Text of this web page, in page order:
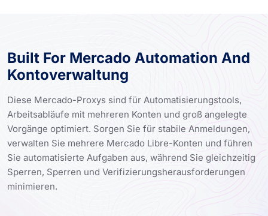
Built For Mercado Automation And
Kontoverwaltung
Diese Mercado-Proxys sind für Automatisierungstools,
Arbeitsabläufe mit mehreren Konten und groß angelegte
Vorgänge optimiert. Sorgen Sie für stabile Anmeldungen,
verwalten Sie mehrere Mercado Libre-Konten und führen
Sie automatisierte Aufgaben aus, während Sie gleichzeitig
Sperren, Sperren und Verifizierungsherausforderungen
minimieren.